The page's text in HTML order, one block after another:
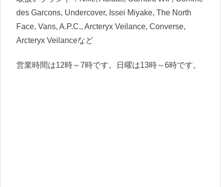
des Garcons, Undercover, Issei Miyake, The North
Face, Vans, A.P.C., Arcteryx Veilance, Converse,
Arcteryx Veilanceなど
営業時間は12時～7時です。日曜は13時～6時です。